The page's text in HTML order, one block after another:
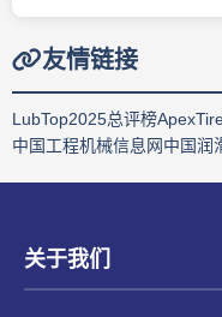
友情链接
LubTop2025总评榜
中国工程机械信息网中国润
关于我们